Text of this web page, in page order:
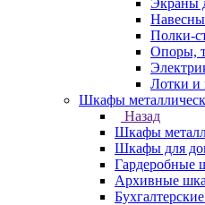
Экраны
Полки-
Опоры,
Лотки и
Шкафы
Назад
Шкафы
Шкафы для
Гардеробные
Архивные